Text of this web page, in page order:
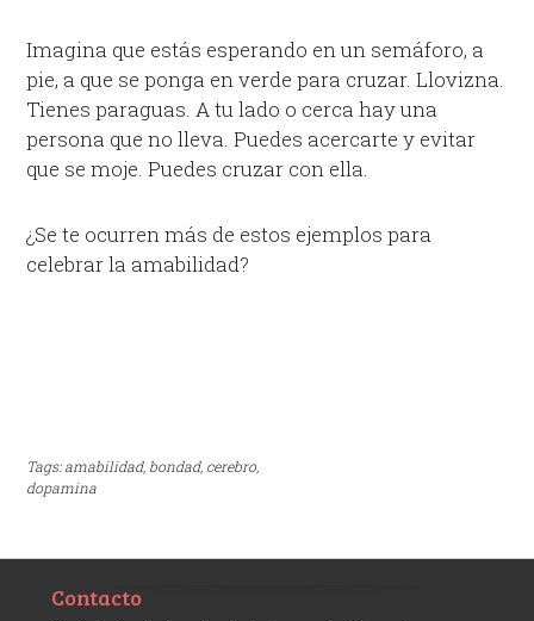
Imagina que estás esperando en un semáforo, a
pie, a que se ponga en verde para cruzar. Llovizna.
Tienes paraguas. A tu lado o cerca hay una
persona que no lleva. Puedes acercarte y evitar
que se moje. Puedes cruzar con ella.
¿Se te ocurren más de estos ejemplos para
celebrar la amabilidad?
Tags:amabilidad, bondad, cerebro,
dopamina
Contacto